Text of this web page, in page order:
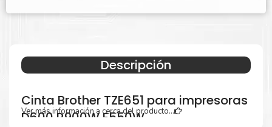
Descripción
Cinta Brother TZE651 para impresoras
D600 P900W E550W
Ver más información a cerca del producto...